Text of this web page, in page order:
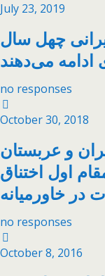
July 23, 2019
چهل سال
ادامه می‌دهند
no responses
October 30, 2018
و عربستان
اول اختناق
در خاورمیانه
no responses
October 8, 2016